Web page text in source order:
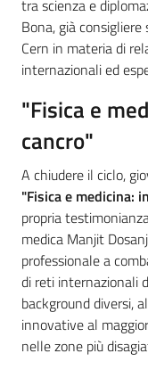
tra scienza e
Bona, già
Cern in materia di
internazionali ed
"Fisica e
cancro"
A chiudere il ciclo,
"Fisica e medicina:
propria
medica Manjit
professionale a
di reti internazionali
background diversi,
innovative al
nelle zone più